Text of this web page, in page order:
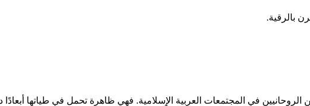
في المجتمعات العربية الإسلامية. فهي ظاهرة تحمل في طياتها أبعادًا